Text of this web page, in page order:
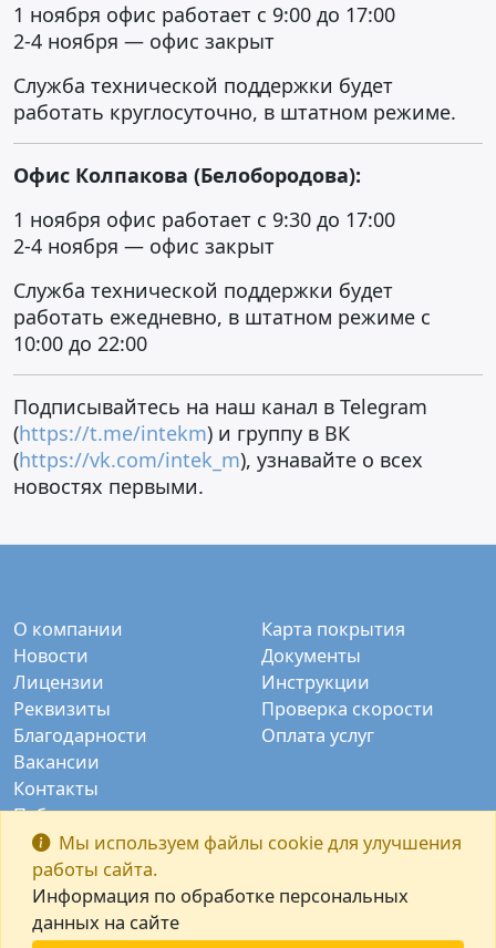
1 ноября офис работает с 9:00 до 17:00
2-4 ноября — офис закрыт
Служба технической поддержки будет
работать круглосуточно, в штатном режиме.
Офис Колпакова (Белобородова):
1 ноября офис работает с 9:30 до 17:00
2-4 ноября — офис закрыт
Служба технической поддержки будет
работать ежедневно, в штатном режиме c
10:00 до 22:00
Подписывайтесь на наш канал в Telegram
(https://t.me/intekm) и группу в ВК
(https://vk.com/intek_m), узнавайте о всех
новостях первыми.
Мы используем файлы cookie для улучшения
работы сайта.
Информация по обработке персональных
данных на сайте
О компании
Новости
Лицензии
Реквизиты
Благодарности
Вакансии
Контакты
Карта покрытия
Документы
Инструкции
Проверка скорости
Оплата услуг
Публичные камеры
Заказать звонок